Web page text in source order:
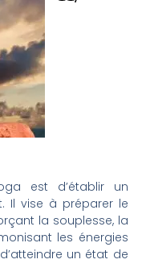
est d’établir un
Il vise à préparer le
la souplesse, la
les énergies
un état de